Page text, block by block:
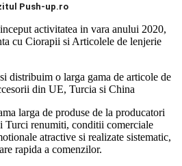
Push-up.ro
activitatea in vara anului 2020,
cu Ciorapii si Articolele de lenjerie
distribuim o larga gama de articole de
din UE, Turcia si China
larga de produse de la producatori
Turci renumiti, conditii comerciale
atractive si realizate sistematic,
rapida a comenzilor.